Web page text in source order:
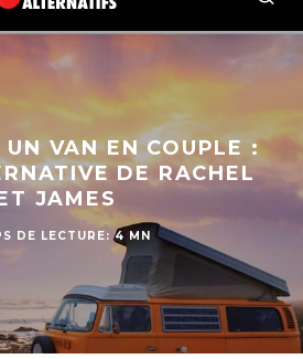
VAN EN COUPLE :
DE RACHEL
JAMES
DE LECTURE: 4 MN